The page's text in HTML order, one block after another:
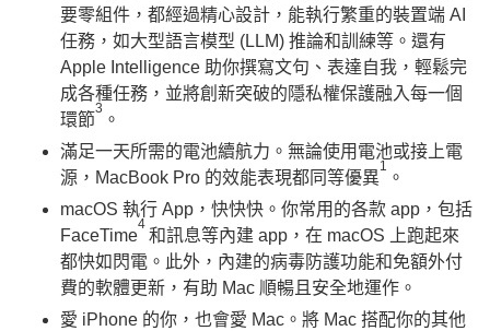
要零組件，都經過精心設計，能執行繁重的裝置端 AI
任務，如大型語言模型 (LLM) 推論和訓練等。還有
Apple Intelligence 助你撰寫文句、表達自我，輕鬆完
成各種任務，並將創新突破的隱私權保護融入每一個
環節
3
。
滿足一天所需的電池續航力。無論使用電池或接上電
源，MacBook Pro 的效能表現都同等優異
1
。
macOS 執行 App，快快快。你常用的各款 app，包括
FaceTime
4
和訊息等內建 app，在 macOS 上跑起來
都快如閃電。此外，內建的病毒防護功能和免額外付
費的軟體更新，有助 Mac 順暢且安全地運作。
愛 iPhone 的你，也會愛 Mac。將 Mac 搭配你的其他